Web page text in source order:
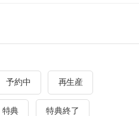
予約中 再生産
特典 特典終了